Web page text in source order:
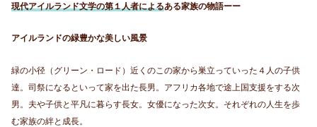
現代アイルランド文学の第１人者によるある家族の物語ーー
アイルランドの緑豊かな美しい風景
緑の小径（グリーン・ロード）近くのこの家から巣立っていった４人の子供
達。司祭になるといって家を出た長男。アフリカ各地で途上国支援をする次
男。夫や子供と平凡に暮らす長女。女優になった次女。それぞれの人生を歩
む家族の絆と成長。